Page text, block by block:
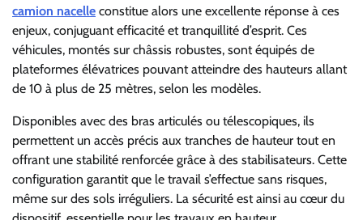
camion nacelle constitue alors une excellente réponse à ces
enjeux, conjuguant efficacité et tranquillité d’esprit. Ces
véhicules, montés sur châssis robustes, sont équipés de
plateformes élévatrices pouvant atteindre des hauteurs allant
de 10 à plus de 25 mètres, selon les modèles.
Disponibles avec des bras articulés ou télescopiques, ils
permettent un accès précis aux tranches de hauteur tout en
offrant une stabilité renforcée grâce à des stabilisateurs. Cette
configuration garantit que le travail s’effectue sans risques,
même sur des sols irréguliers. La sécurité est ainsi au cœur du